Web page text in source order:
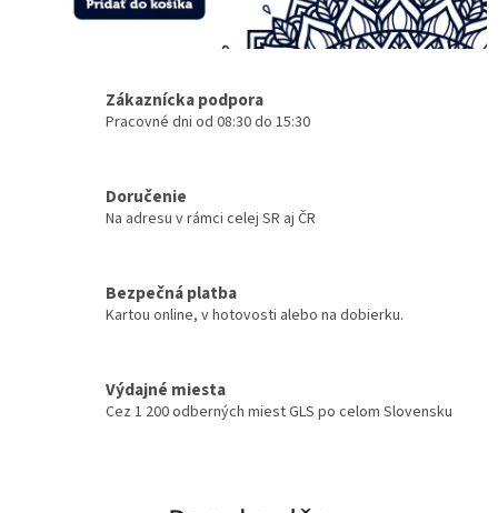
Zákaznícka podpora
Pracovné dni od 08:30 do 15:30
Doručenie
Na adresu v rámci celej SR aj ČR
Bezpečná platba
Kartou online, v hotovosti alebo na dobierku.
Výdajné miesta
Cez 1 200 odberných miest GLS po celom Slovensku